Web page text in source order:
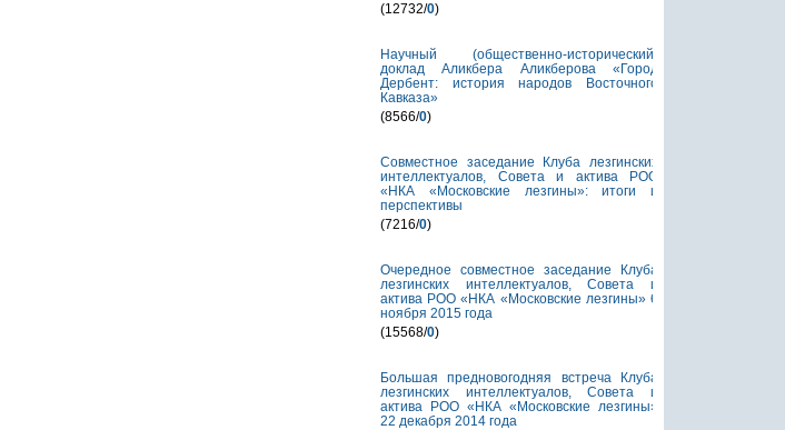
(12732/0)
Научный (общественно-исторический)
доклад Аликбера Аликберова «Город
Дербент: история народов Восточного
Кавказа»
(8566/0)
Совместное заседание Клуба лезгинских
интеллектуалов, Совета и актива РОО
«НКА «Московские лезгины»: итоги и
перспективы
(7216/0)
Очередное совместное заседание Клуба
лезгинских интеллектуалов, Совета и
актива РОО «НКА «Московские лезгины» 6
ноября 2015 года
(15568/0)
Большая предновогодняя встреча Клуба
лезгинских интеллектуалов, Совета и
актива РОО «НКА «Московские лезгины»
22 декабря 2014 года